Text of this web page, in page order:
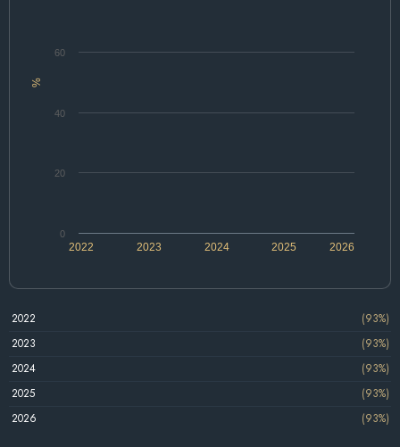
%
2022 2024 2026
2023 2025
0
20
40
60
2022
(93%)
2023
(93%)
2024
(93%)
2025
(93%)
2026
(93%)